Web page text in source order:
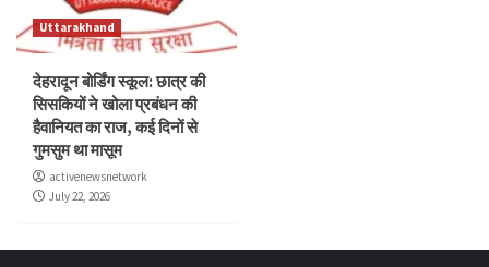
Uttarakhand
देहरादून बोर्डिंग स्कूल: छात्र की
सिसकियों ने खोला प्रबंधन की
हैवानियत का राज, कई दिनों से
गुमसुम था मासूम
activenewsnetwork
July 22, 2026